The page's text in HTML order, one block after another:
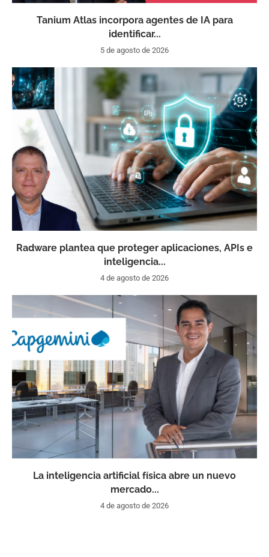
Tanium Atlas incorpora agentes de IA para
identificar...
5 de agosto de 2026
Radware plantea que proteger aplicaciones, APIs e
inteligencia...
4 de agosto de 2026
La inteligencia artificial física abre un nuevo
mercado...
4 de agosto de 2026